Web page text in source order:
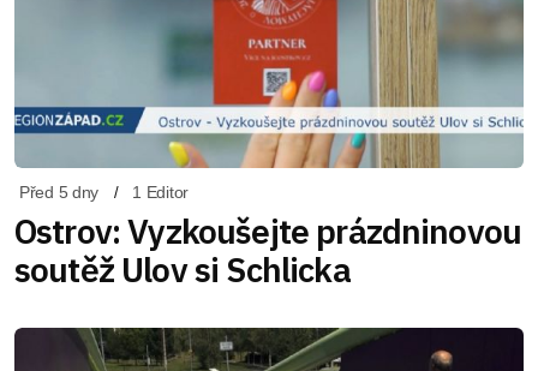
Před 5 dny 1 Editor
Ostrov: Vyzkoušejte prázdninovou
soutěž Ulov si Schlicka